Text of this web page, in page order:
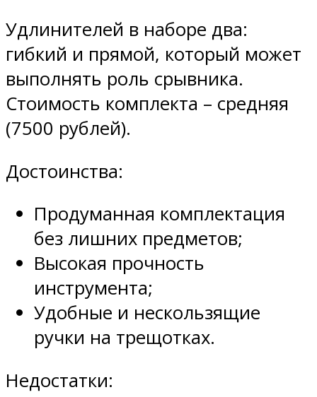
Удлинителей в наборе два:
гибкий и прямой, который может
выполнять роль срывника.
Стоимость комплекта – средняя
(7500 рублей).
Достоинства:
Продуманная комплектация
без лишних предметов;
Высокая прочность
инструмента;
Удобные и нескользящие
ручки на трещотках.
Недостатки: